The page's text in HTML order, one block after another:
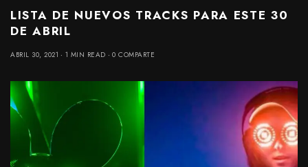
LISTA DE NUEVOS TRACKS PARA ESTE 30
DE ABRIL
ABRIL 30, 2021 1 MIN READ 0 COMPARTE